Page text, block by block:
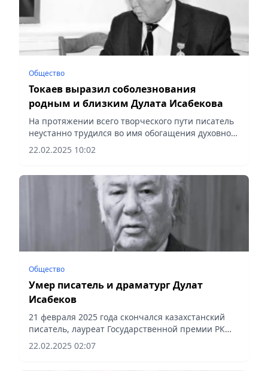
Общество
Токаев выразил соболезнования
родным и близким Дулата Исабекова
На протяжении всего творческого пути писатель
неустанно трудился во имя обогащения духовного
мира казахского народа, отметил Президент
22.02.2025 10:02
Общество
Умер писатель и драматург Дулат
Исабеков
21 февраля 2025 года скончался казахстанский
писатель, лауреат Государственной премии РК
Дулат Исабеков, сообщает Vecher.kz.
22.02.2025 02:07